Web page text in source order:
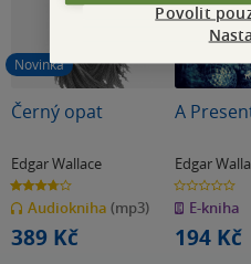
Novinka
Černý opat
Edgar Wallace
3.7
z
5
hvězdiček
Audiokniha (mp3)
389 Kč
A
Edgar
0.0
z
5
hvězdiček
E-kniha
194 Kč
Povolit